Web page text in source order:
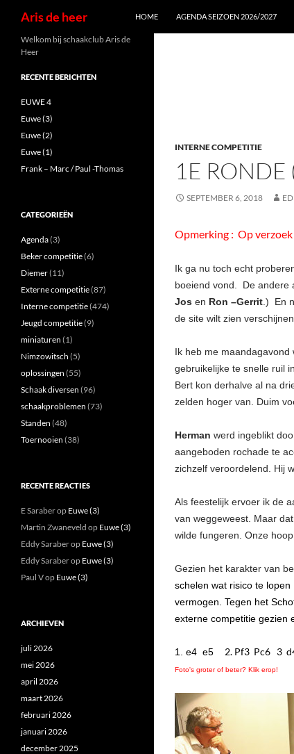
Aris de heer HOME AGENDA SEIZOEN 2026/2027
INTERNE COMPETITIE
1E RONDE
SEPTEMBER 6, 2018
Opmerking : Op verzoek
Ik ga nu toch echt
boeiend vond. De andere
Jos en Ron –Gerrit .) En
de site wilt zien
Ik heb me maandagavond
gebruikelijke te snelle ruil
Bert kon derhalve al na
zelden hoger van. Duim
Herman werd ingeblikt
aangeboden rochade te
zichzelf veroordelend. Hij
Als feestelijk ervoer ik de
van weggeweest. Maar
wilde fungeren. Onze
Gezien het karakter van
schelen wat risico te
vermogen. Tegen het
externe competitie gezien
1. e4 e5 2. Pf3 Pc6 3
Foto's groter of beter? Klik erop!
Welkom bij schaakclub Aris de
Heer
RECENTE BERICHTEN
EUWE 4
Euwe (3)
Euwe (2)
Euwe (1)
Frank – Marc / Paul -Thomas
CATEGORIEËN
Agenda(3)
Beker competitie(6)
Diemer(11)
Externe competitie(87)
Interne competitie(474)
Jeugd competitie(9)
miniaturen (1)
Nimzowitsch (5)
oplossingen (55)
Schaak diversen (96)
schaakproblemen (73)
Standen (48)
Toernooien (38)
RECENTE REACTIES
E Saraberop Euwe (3)
Martin Zwaneveld op Euwe (3)
Eddy Saraberop Euwe (3)
Eddy Saraberop Euwe (3)
Paul Vop Euwe (3)
ARCHIEVEN
juli 2026
mei 2026
april 2026
maart 2026
februari 2026
januari 2026
december 2025